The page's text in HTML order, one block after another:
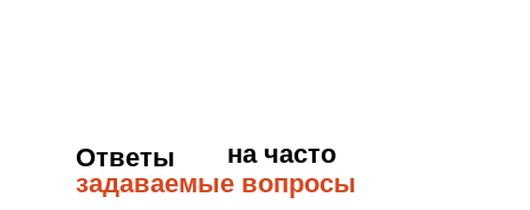
задаваемые вопросы
Ответы на часто